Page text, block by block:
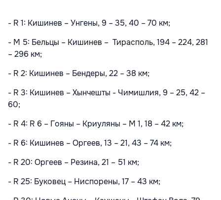
- R 1: Кишинев – Унгены, 9 – 35, 40 – 70 км;
- M 5: Бельцы – Кишинев – Тирасполь, 194 – 224, 281
– 296 км;
- R 2: Кишинев – Бендеры, 22 – 38 км;
- R 3: Кишинев – Хынчешты - Чимишлия, 9 – 25, 42 –
60;
- R 4: R 6 – Гояны – Криуляны – M 1, 18 – 42 км;
- R 6: Кишинев – Оргеев, 13 – 21, 43 – 74 км;
- R 20: Оргеев – Резина, 21 – 51 км;
- R 25: Буковец – Ниспорены, 17 – 43 км;